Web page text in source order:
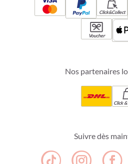
Click&Collect
Voucher
Nos partenaires
Click
Suivre dès